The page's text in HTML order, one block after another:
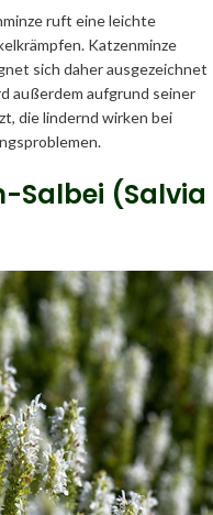
ruft eine leichte
Katzenminze
sich daher ausgezeichnet
außerdem aufgrund seiner
die lindernd wirken bei
Salbei (Salvia